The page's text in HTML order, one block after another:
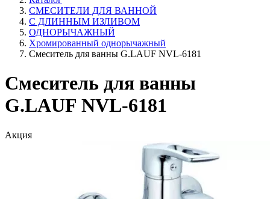
СМЕСИТЕЛИ ДЛЯ ВАННОЙ
С ДЛИННЫМ ИЗЛИВОМ
ОДНОРЫЧАЖНЫЙ
Хромированный однорычажный
Смеситель для ванны G.LAUF NVL-6181
Смеситель для ванны
G.LAUF NVL-6181
Акция